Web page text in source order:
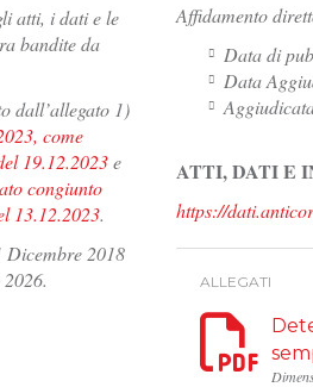
atti, i dati e le
bandite da
dall’allegato 1)
come
19.12.2023e
congiunto
13.12.2023.
Dicembre 2018
Affidamento
Data di
Data
ATTI, DATI E
https://
ALLEGATI